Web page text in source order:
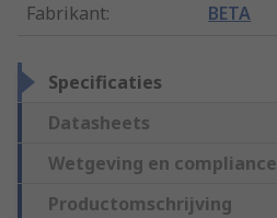
Fabrikant: BETA
Specificaties
Datasheets
Wetgeving en compliance
Productomschrijving